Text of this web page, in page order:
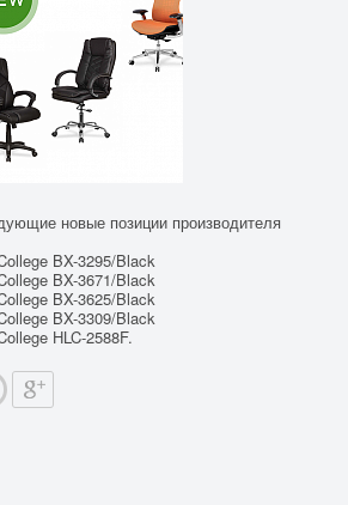
новые позиции производителя
BX-3295/Black
BX-3671/Black
BX-3625/Black
BX-3309/Black
HLC-2588F.